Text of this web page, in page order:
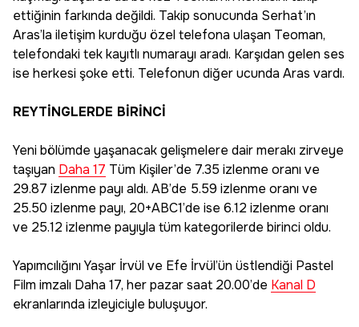
ettiğinin farkında değildi. Takip sonucunda Serhat’ın
Aras’la iletişim kurduğu özel telefona ulaşan Teoman,
telefondaki tek kayıtlı numarayı aradı. Karşıdan gelen ses
ise herkesi şoke etti. Telefonun diğer ucunda Aras vardı.
REYTİNGLERDE BİRİNCİ
Yeni bölümde yaşanacak gelişmelere dair merakı zirveye
taşıyan Daha 17 Tüm Kişiler’de 7.35 izlenme oranı ve
29.87 izlenme payı aldı. AB’de 5.59 izlenme oranı ve
25.50 izlenme payı, 20+ABC1’de ise 6.12 izlenme oranı
ve 25.12 izlenme payıyla tüm kategorilerde birinci oldu.
Yapımcılığını Yaşar İrvül ve Efe İrvül’ün üstlendiği Pastel
Film imzalı Daha 17, her pazar saat 20.00’de Kanal D
ekranlarında izleyiciyle buluşuyor.